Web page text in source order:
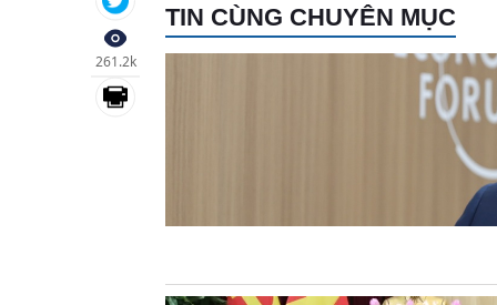
261.2k
TIN CÙNG CHUYÊN MỤC